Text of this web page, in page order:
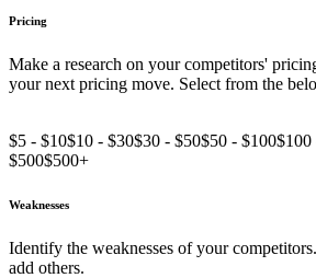
Pricing
Make a research on your competitors'
your next pricing move. Select from the
$5 - $10$10 - $30$30 - $50$50 - $100$100
$500$500+
Weaknesses
Identify the weaknesses of your
add others.